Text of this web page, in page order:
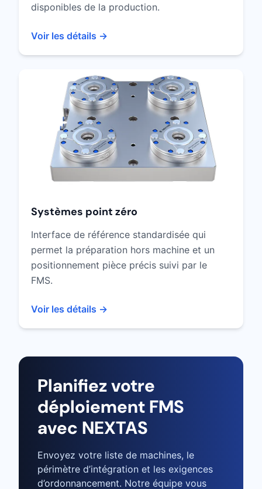
disponibles de la production.
Voir les détails →
Systèmes point zéro
Interface de référence standardisée qui
permet la préparation hors machine et un
positionnement pièce précis suivi par le
FMS.
Voir les détails →
Planifiez votre
déploiement FMS
avec NEXTAS
Envoyez votre liste de machines, le
périmètre d’intégration et les exigences
d’ordonnancement. Notre équipe vous